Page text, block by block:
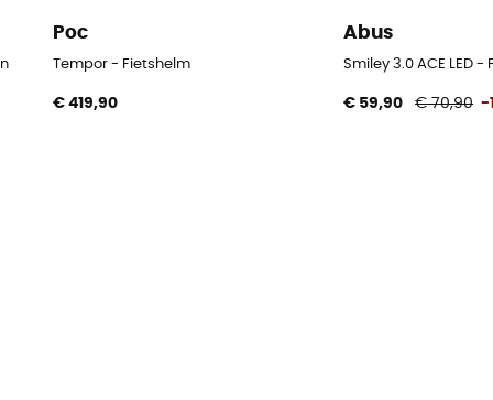
Poc
Tempor - Fietshelm
€ 419,90
Abus
Smiley 3.0 ACE LED
€ 59,90 € 70,90 -